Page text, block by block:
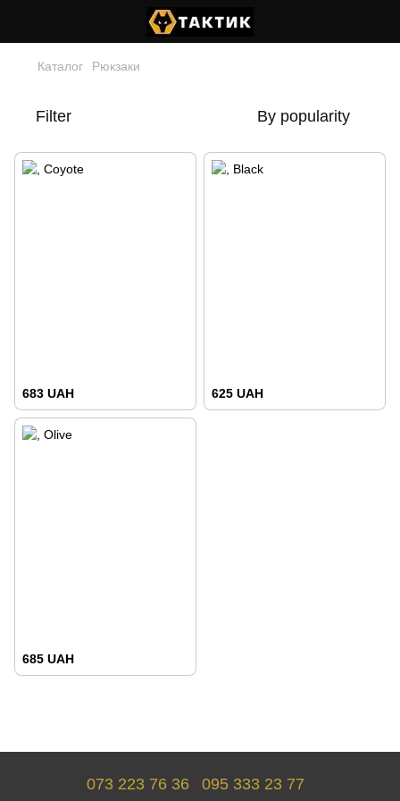
Каталог Рюкзаки
Filter By popularity
683 UAH 625 UAH
685 UAH
073 223 76 36 095 333 23 77